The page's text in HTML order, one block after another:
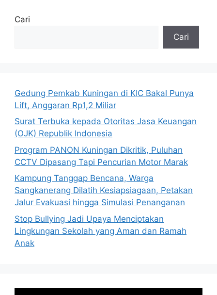
Cari
Cari
Gedung Pemkab Kuningan di KIC Bakal Punya
Lift, Anggaran Rp1,2 Miliar
Surat Terbuka kepada Otoritas Jasa Keuangan
(OJK) Republik Indonesia
Program PANON Kuningan Dikritik, Puluhan
CCTV Dipasang Tapi Pencurian Motor Marak
Kampung Tanggap Bencana, Warga
Sangkanerang Dilatih Kesiapsiagaan, Petakan
Jalur Evakuasi hingga Simulasi Penanganan
Stop Bullying Jadi Upaya Menciptakan
Lingkungan Sekolah yang Aman dan Ramah
Anak